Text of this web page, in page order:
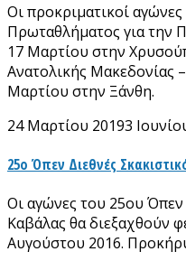
Οι προκριματικοί
Πρωταθλήματος για την
17 Μαρτίου στην
Ανατολικής Μακεδονίας
Μαρτίου στην Ξάνθη.
24 Μαρτίου 20193
25ο Όπεν Διεθνές
Οι αγώνες του 25ου
Καβάλας θα διεξαχθούν
Αυγούστου 2016.